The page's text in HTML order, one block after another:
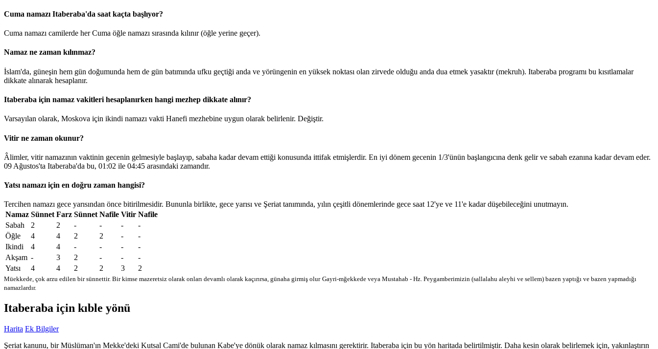
Cuma namazı Itaberaba'da saat kaçta başlıyor?
Cuma namazı camilerde her Cuma öğle namazı sırasında kılınır (öğle yerine geçer).
Namaz ne zaman kılınmaz?
İslam'da, güneşin hem gün doğumunda hem de gün batımında ufku geçtiği anda ve yörüngenin en yüksek noktası olan zirvede olduğu anda dua etmek yasaktır (mekruh). Itaberaba programı bu kısıtlamalar
dikkate alınarak hesaplanır.
Itaberaba için namaz vakitleri hesaplanırken hangi mezhep dikkate alınır?
Varsayılan olarak, Moskova için ikindi namazı vakti Hanefi mezhebine uygun olarak belirlenir. Değiştir.
Vitir ne zaman okunur?
Âlimler, vitir namazının vaktinin gecenin gelmesiyle başlayıp, sabaha kadar devam ettiği konusunda ittifak etmişlerdir. En iyi dönem gecenin 1/3'ünün başlangıcına denk gelir ve sabah ezanına kadar devam eder.
09 Ağustos'ta Itaberaba'da bu, 01:02 ile 04:45 arasındaki zamandır.
Yatsı namazı için en doğru zaman hangisi?
Tercihen namazı gece yarısından önce bitirilmesidir. Bununla birlikte, gece yarısı ve Şeriat tanımında, yılın çeşitli dönemlerinde gece saat 12'ye ve 11'e kadar düşebileceğini unutmayın.
Namaz Sünnet Farz Sünnet Nafile Vitir Nafile
Sabah
2 2 - - -
-
Öğle
4 4 2 2 -
-
Ikindi
4 4 - - -
-
Akşam - 3 2 - -
-
Yatsı
4 4 2 2 3 2
Müekkede, çok arzu edilen bir sünnettir. Bir kimse mazeretsiz olarak onları devamlı olarak kaçırırsa, günaha girmiş olur Gayri-mğekkede veya Mustahab - Hz. Peygamberimizin (sallalahu aleyhi ve sellem) bazen yaptığı ve bazen yapmadığı
namazlardır.
Itaberaba için kıble yönü
Harita Ek Bilgiler
Şeriat kanunu, bir Müslüman'ın Mekke'deki Kutsal Cami'de bulunan Kabe'ye dönük olarak namaz kılmasını gerektirir. Itaberaba için bu yön haritada belirtilmiştir. Daha kesin olarak belirlemek için, yakınlaştırın